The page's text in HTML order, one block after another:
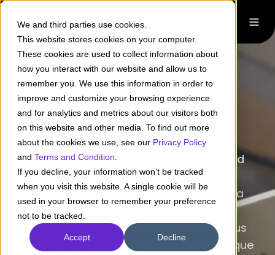
We and third parties use cookies.
This website stores cookies on your computer.
These cookies are used to collect information about
how you interact with our website and allow us to
remember you. We use this information in order to
improve and customize your browsing experience
and for analytics and metrics about our visitors both
on this website and other media. To find out more
about the cookies we use, see our Privacy Policy
and Terms and Condition
If you decline, your information won’t be tracked
when you visit this website. A single cookie will be
used in your browser to remember your preference
not to be tracked.
Accept Decline
Financial Cloud
Services
ImplementamosFinancial Services Cloud
con un enfoque centrado en el cliente,
integrando datos en una visión 360° para
anticipar necesidades y centralizar la
operación financiera. Empoderamos a tus
asesores con herramientas proactivas que